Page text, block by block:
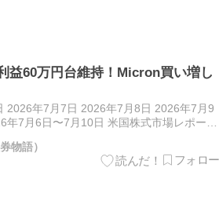
益60万円台維持！Micron買い増し
2026年7月7日 2026年7月8日 2026年7月9
7月6日〜7月10日 米国株式市場レポート
物語）